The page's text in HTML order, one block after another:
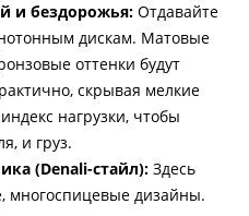
и бездорожья: Отдавайте
дискам. Матовые
оттенки будут
скрывая мелкие
нагрузки, чтобы
и груз.
(Denali-стайл): Здесь
многоспицевые дизайны.